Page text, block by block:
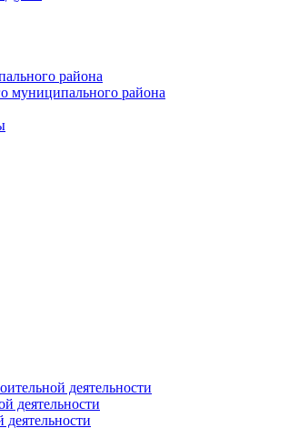
района
муниципального района
деятельности
деятельности